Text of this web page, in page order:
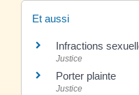
Et aussi
Infractions
Justice
Porter plainte
Justice